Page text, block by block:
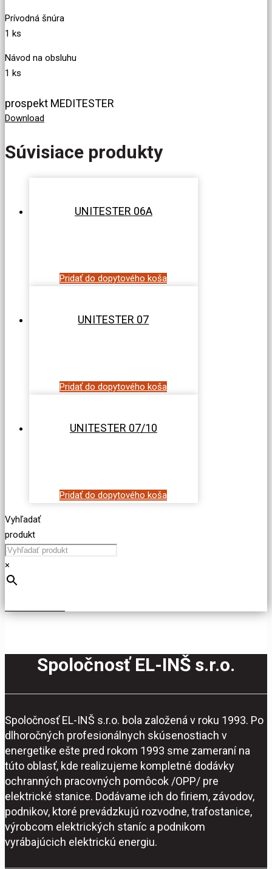
Prívodná šnúra
1 ks
Návod na obsluhu
1 ks
prospekt MEDITESTER
Download
Súvisiace produkty
UNITESTER 06A
Pridať do dopytového koša
UNITESTER 07
Pridať do dopytového koša
UNITESTER 07/10
Pridať do dopytového koša
Vyhľadať
produkt
×
Spoločnosť EL-INŠ s.r.o.
Spoločnosť EL-INŠ s.r.o. bola založená v roku 1993. Po
dlhoročných profesionálnych skúsenostiach v
energetike ešte pred rokom 1993 sme zameraní na
túto oblasť, kde realizujeme kompletné dodávky
ochranných pracovných pomôcok /OPP/ pre
elektrické stanice. Dodávame ich do firiem, závodov,
podnikov, ktoré prevádzkujú rozvodne, trafostanice,
výrobcom elektrických staníc a podnikom
vyrábajúcich elektrickú energiu.